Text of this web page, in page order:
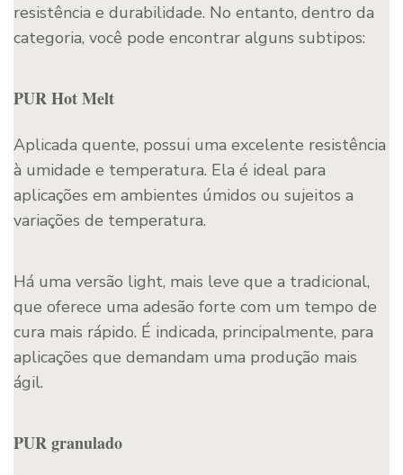
resistência e durabilidade. No entanto, dentro da
categoria, você pode encontrar alguns subtipos:
PUR Hot Melt
Aplicada quente, possui uma excelente resistência
à umidade e temperatura. Ela é ideal para
aplicações em ambientes úmidos ou sujeitos a
variações de temperatura.
Há uma versão light, mais leve que a tradicional,
que oferece uma adesão forte com um tempo de
cura mais rápido. É indicada, principalmente, para
aplicações que demandam uma produção mais
ágil.
PUR granulado